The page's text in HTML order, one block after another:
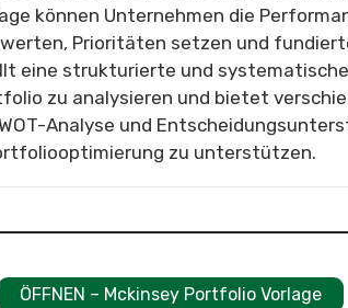
können Unternehmen die
Prioritäten setzen und
eine strukturierte und
zu analysieren und bietet
Analyse und
zu unterstützen.
ÖFFNEN – Mckinsey Portfolio Vorlage